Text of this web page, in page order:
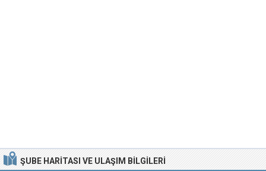
ŞUBE HARITASI VE ULAŞIM BILGILERI